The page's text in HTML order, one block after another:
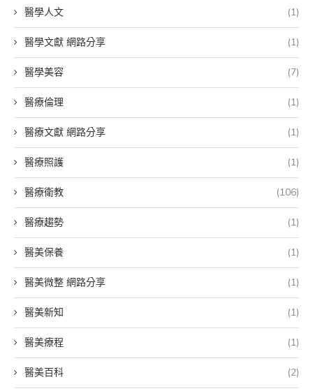
醫學人文 (1)
醫學文獻 網路分享 (1)
醫學美容 (7)
醫療倫理 (1)
醫療文獻 網路分享 (1)
醫療照護 (1)
醫療衛教 (106)
醫療趨勢 (1)
醫美保養 (1)
醫美微整 網路分享 (1)
醫美新知 (1)
醫美療程 (1)
醫美百科 (2)